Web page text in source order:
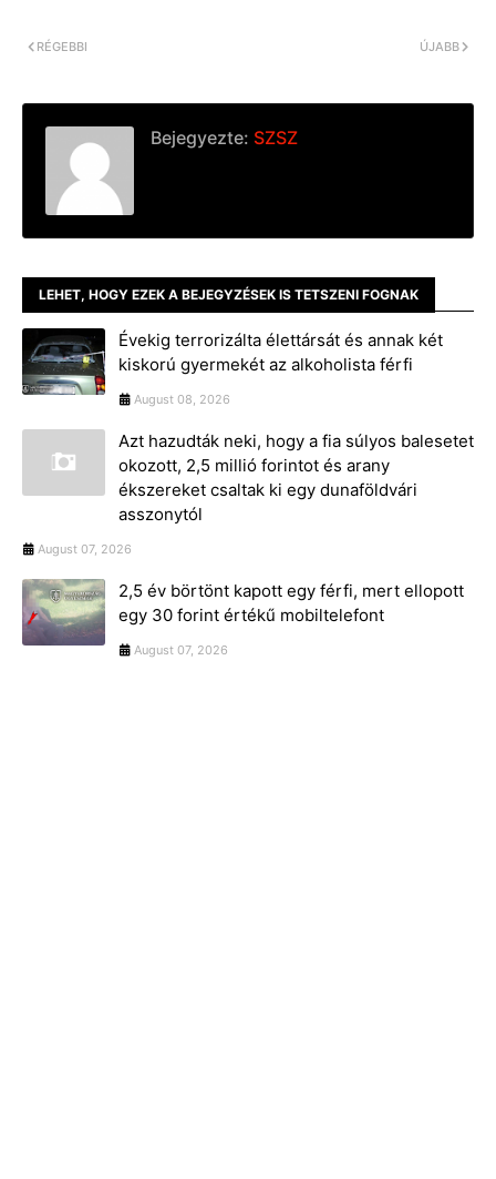
ÚJABB
RÉGEBBI
Bejegyezte: SZSZ
LEHET, HOGY EZEK A BEJEGYZÉSEK IS TETSZENI FOGNAK
Évekig terrorizálta élettársát és annak két
kiskorú gyermekét az alkoholista férfi
August 08, 2026
Azt hazudták neki, hogy a fia súlyos balesetet
okozott, 2,5 millió forintot és arany
ékszereket csaltak ki egy dunaföldvári
asszonytól
August 07, 2026
2,5 év börtönt kapott egy férfi, mert ellopott
egy 30 forint értékű mobiltelefont
August 07, 2026